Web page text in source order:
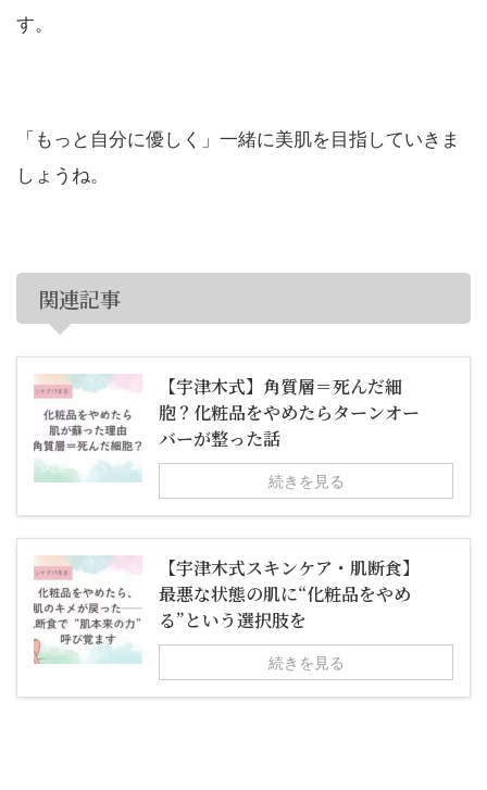
す。
「もっと自分に優しく」一緒に美肌を目指していきま
しょうね。
関連記事
【宇津木式】角質層＝死んだ細
胞？化粧品をやめたらターンオー
バーが整った話
続きを見る
【宇津木式スキンケア・肌断食】
最悪な状態の肌に“化粧品をやめ
る”という選択肢を
続きを見る